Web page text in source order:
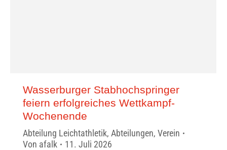
Wasserburger Stabhochspringer
feiern erfolgreiches Wettkampf-
Wochenende
Abteilung Leichtathletik, Abteilungen, Verein
Von afalk
11. Juli 2026